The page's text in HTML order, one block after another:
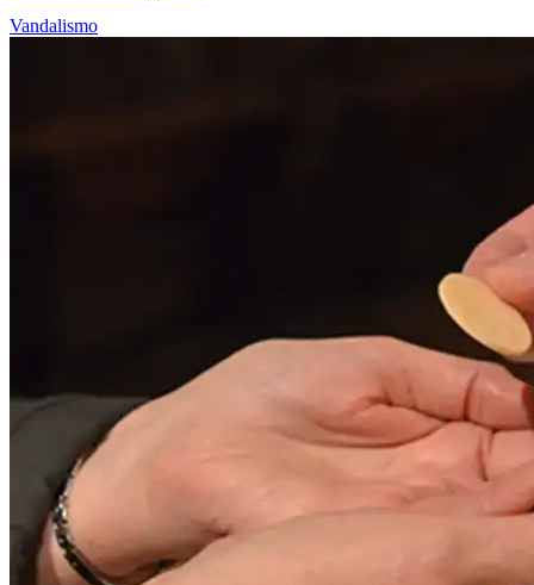
Vandalismo